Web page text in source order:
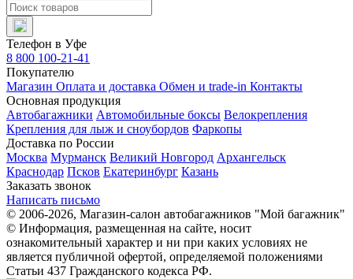
Телефон в Уфе
8 800 100-21-41
Покупателю
Магазин Оплата и доставка Обмен и trade-in Контакты
Основная продукция
Автобагажники Автомобильные боксы Велокрепления
Крепления для лыж и сноубордов Фаркопы
Доставка по России
Москва Мурманск Великий Новгород Архангельск
Краснодар Псков Екатеринбург Казань
Заказать звонок
Написать письмо
© 2006-2026, Магазин-салон автобагажников "Мой багажник"
© Информация, размещенная на сайте, носит
ознакомительный характер и ни при каких условиях не
является публичной офертой, определяемой положениями
Статьи 437 Гражданского кодекса РФ.